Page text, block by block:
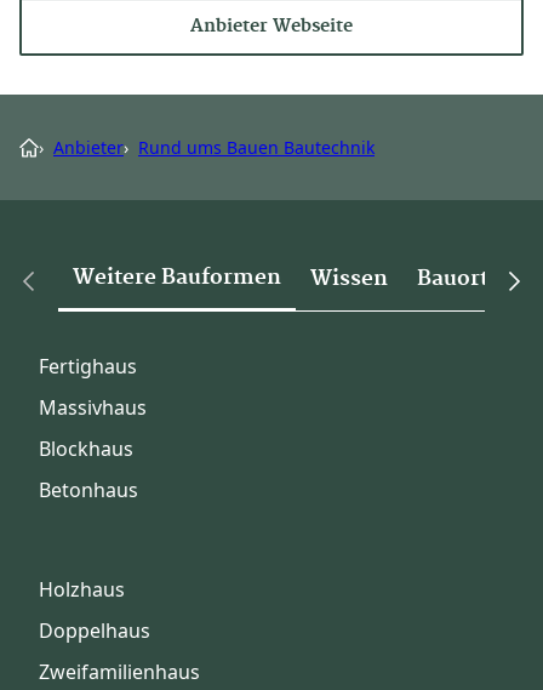
Anbieter Webseite
› Anbieter› Rund ums Bauen Bautechnik
Weitere Bauformen Wissen Bauorte
Fertighaus
Massivhaus
Blockhaus
Betonhaus
Holzhaus
Doppelhaus
Zweifamilienhaus